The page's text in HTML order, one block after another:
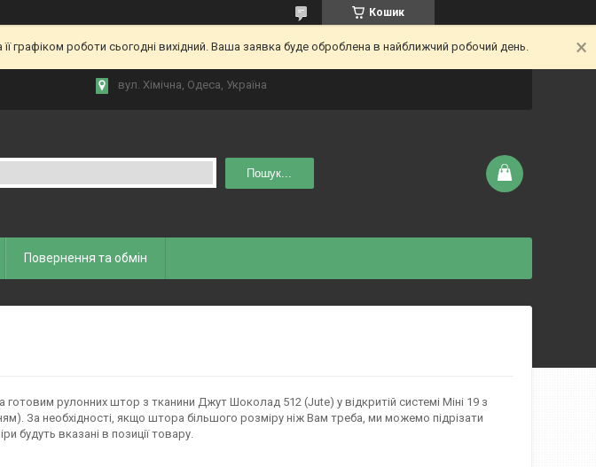
Кошик
роботи сьогодні вихідний. Ваша заявка буде оброблена в найближчий робочий день.
вул. Хiмiчна, Одеса, Україна
Пошук...
Повернення та обмiн
готовим рулонних штор з тканини Джут Шоколад 512 (Jute) у відкритій системі Міні 19 з
За необхідності, якщо штора більшого розміру ніж Вам треба, ми можемо підрізати
будуть вказані в позиції товару.